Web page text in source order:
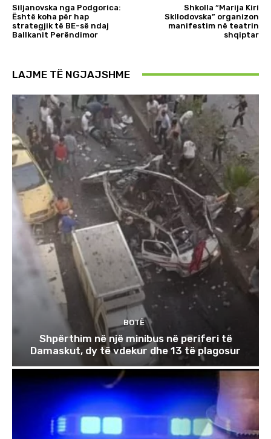
Siljanovska nga Podgorica:
Është koha për hap
strategjik të BE-së ndaj
Ballkanit Perëndimor
Shkolla “Marija Kiri
Skllodovska” organizon
manifestim në teatrin
shqiptar
LAJME TË NGJAJSHME
BOTË
Shpërthim në një minibus në periferi të
Damaskut, dy të vdekur dhe 13 të plagosur